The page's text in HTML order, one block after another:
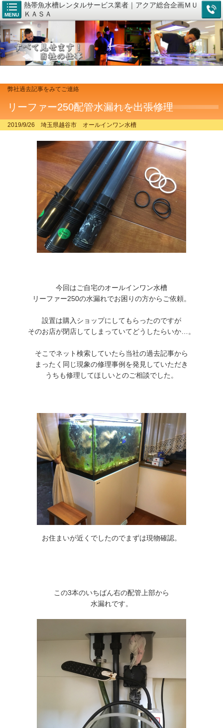
MENU
熱帯魚水槽レンタルサービス業者｜アクア総合企画ＭＵ
ＫＡＳＡ
弊社過去記事をみてご連絡
リーファー250配管水漏れを出張修理
2019/9/26 埼玉県越谷市 オールインワン水槽
今回はご自宅のオールインワン水槽
リーファー250の水漏れでお困りの方からご依頼。
設置は購入ショップにしてもらったのですが
そのお店が閉店してしまっていてどうしたらいか…。
そこでネット検索していたら当社の過去記事から
まったく同じ現象の修理事例を発見していただき
うちも修理してほしいとのご相談でした。
お住まいが近くでしたのでまずは現物確認。
この3本のいちばん右の配管上部から
水漏れです。